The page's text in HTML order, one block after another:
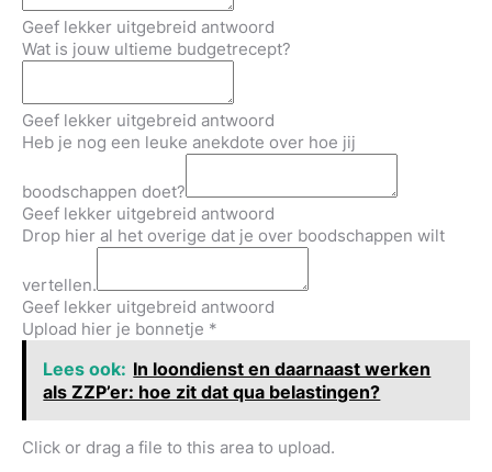
Geef lekker uitgebreid antwoord
Wat is jouw ultieme budgetrecept?
Geef lekker uitgebreid antwoord
Heb je nog een leuke anekdote over hoe jij
boodschappen doet?
Geef lekker uitgebreid antwoord
Drop hier al het overige dat je over boodschappen wilt
vertellen.
Geef lekker uitgebreid antwoord
Upload hier je bonnetje *
Lees ook: In loondienst en daarnaast werken
als ZZP’er: hoe zit dat qua belastingen?
Click or drag a file to this area to upload.